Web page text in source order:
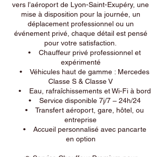
vers l’aéroport de Lyon-Saint-Exupéry, une
mise à disposition pour la journée, un
déplacement professionnel ou un
événement privé, chaque détail est pensé
pour votre satisfaction.
• Chauffeur privé professionnel et
expérimenté
• Véhicules haut de gamme : Mercedes
Classe S & Classe V
• Eau, rafraîchissements et Wi-Fi à bord
• Service disponible 7j/7 – 24h/24
• Transfert aéroport, gare, hôtel, ou
entreprise
• Accueil personnalisé avec pancarte
en option